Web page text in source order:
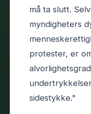
må ta slutt.
myndigheters
protester, er
sidestykke."